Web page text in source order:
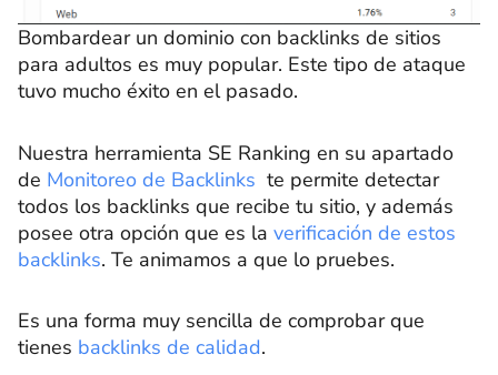
Bombardear un dominio con backlinks de sitios
para adultos es muy popular. Este tipo de ataque
tuvo mucho éxito en el pasado.
Nuestra herramienta SE Ranking en su apartado
de Monitoreo de Backlinks te permite detectar
todos los backlinks que recibe tu sitio, y además
posee otra opción que es la verificación de estos
backlinks. Te animamos a que lo pruebes.
Es una forma muy sencilla de comprobar que
tienes backlinks de calidad.